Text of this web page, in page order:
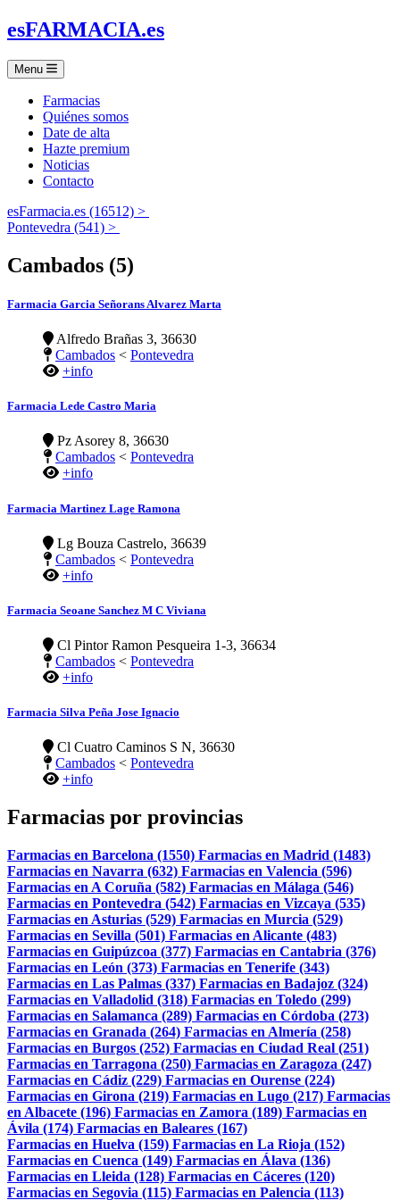
esFARMACIA.es
Menu
Farmacias
Quiénes somos
Date de alta
Hazte premium
Noticias
Contacto
esFarmacia.es (16512) >
Pontevedra (541) >
Cambados (5)
Farmacia Garcia Señorans Alvarez Marta
Alfredo Brañas 3, 36630
Cambados < Pontevedra
+info
Farmacia Lede Castro Maria
Pz Asorey 8, 36630
Cambados < Pontevedra
+info
Farmacia Martinez Lage Ramona
Lg Bouza Castrelo, 36639
Cambados < Pontevedra
+info
Farmacia Seoane Sanchez M C Viviana
Cl Pintor Ramon Pesqueira 1-3, 36634
Cambados < Pontevedra
+info
Farmacia Silva Peña Jose Ignacio
Cl Cuatro Caminos S N, 36630
Cambados < Pontevedra
+info
Farmacias por provincias
Farmacias en Barcelona (1550) Farmacias en Madrid (1483)
Farmacias en Navarra (632) Farmacias en Valencia (596)
Farmacias en A Coruña (582) Farmacias en Málaga (546)
Farmacias en Pontevedra (542) Farmacias en Vizcaya (535)
Farmacias en Asturias (529) Farmacias en Murcia (529)
Farmacias en Sevilla (501) Farmacias en Alicante (483)
Farmacias en Guipúzcoa (377) Farmacias en Cantabria (376)
Farmacias en León (373) Farmacias en Tenerife (343)
Farmacias en Las Palmas (337) Farmacias en Badajoz (324)
Farmacias en Valladolid (318) Farmacias en Toledo (299)
Farmacias en Salamanca (289) Farmacias en Córdoba (273)
Farmacias en Granada (264) Farmacias en Almería (258)
Farmacias en Burgos (252) Farmacias en Ciudad Real (251)
Farmacias en Tarragona (250) Farmacias en Zaragoza (247)
Farmacias en Cádiz (229) Farmacias en Ourense (224)
Farmacias en Girona (219) Farmacias en Lugo (217) Farmacias
en Albacete (196) Farmacias en Zamora (189) Farmacias en
Ávila (174) Farmacias en Baleares (167)
Farmacias en Huelva (159) Farmacias en La Rioja (152)
Farmacias en Cuenca (149) Farmacias en Álava (136)
Farmacias en Lleida (128) Farmacias en Cáceres (120)
Farmacias en Segovia (115) Farmacias en Palencia (113)